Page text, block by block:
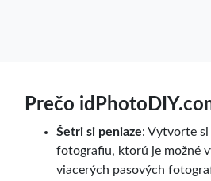
Prečo
Šetri si peniaze: Vytvorte
fotografiu, ktorú je možné
viacerých pasových